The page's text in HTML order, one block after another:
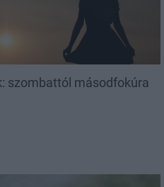
szombattól másodfokúra